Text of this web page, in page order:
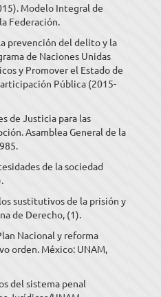
Modelo Integral de
Federación.
prevención del delito y la
de Naciones Unidas
y Promover el Estado de
Pública (2015-
de Justicia para las
Asamblea General de la
de la sociedad
sustitutivos de la prisión y
de Derecho, (1).
Nacional y reforma
orden. México: UNAM,
del sistema penal